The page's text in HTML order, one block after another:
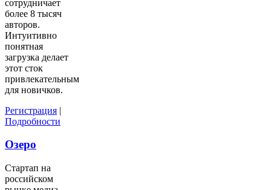
сотрудничает
более 8 тысяч
авторов.
Интуитивно
понятная
загрузка делает
этот сток
привлекательным
для новичков.
Регистрация |
Подробности
Озеро
Стартап на
российском